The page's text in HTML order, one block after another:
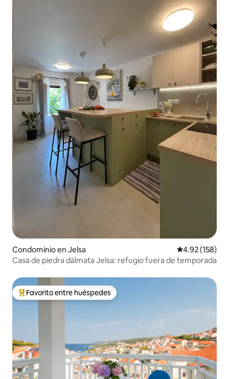
Condominio en Jelsa Calificación
4.92 (158)
Casa de piedra dálmata Jelsa: refugio fuera de temporada
De los mejores en Favorito entre huéspedes
Favorito entre huéspedes